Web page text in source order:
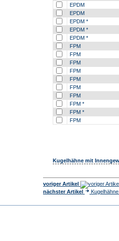
EPDM
EPDM
EPDM *
EPDM *
EPDM *
FPM
FPM
FPM
FPM
FPM
FPM
FPM
FPM *
FPM *
FPM
Kugelhähne mit
voriger Artikel
nächster Artikel